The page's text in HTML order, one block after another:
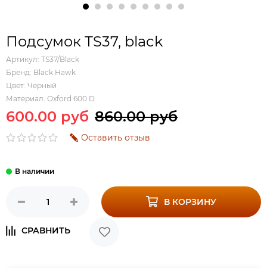
Подсумок TS37, black
Артикул: TS37/Black
Бренд: Black Hawk
Цвет: Черный
Материал: Oxford 600 D
600.00 руб 860.00 руб
Оставить отзыв
В КОРЗИНУ